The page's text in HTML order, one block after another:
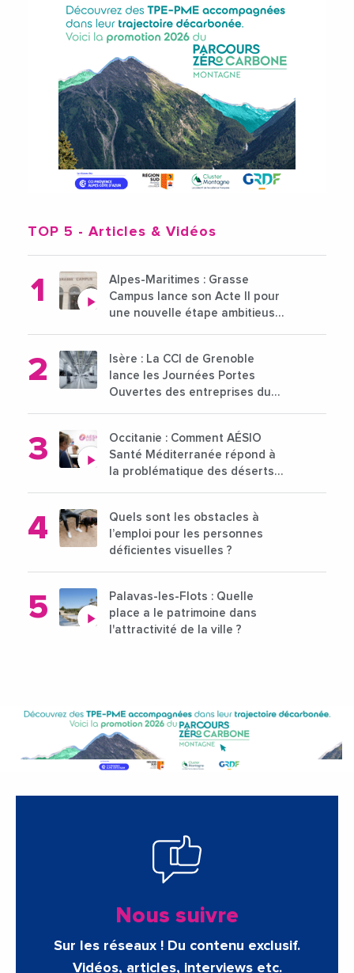
TOP 5 - Articles & Vidéos
Alpes-Maritimes : Grasse
Campus lance son Acte II pour
une nouvelle étape ambitieuse
Isère : La CCI de Grenoble
lance les Journées Portes
Ouvertes des entreprises du
Occitanie : Comment AÉSIO
Santé Méditerranée répond à
la problématique des déserts
Quels sont les obstacles à
l’emploi pour les personnes
déficientes visuelles ?
Palavas-les-Flots : Quelle
place a le patrimoine dans
l'attractivité de la ville ?
Nous suivre
Sur les réseaux ! Du contenu exclusif.
Vidéos, articles, interviews etc.